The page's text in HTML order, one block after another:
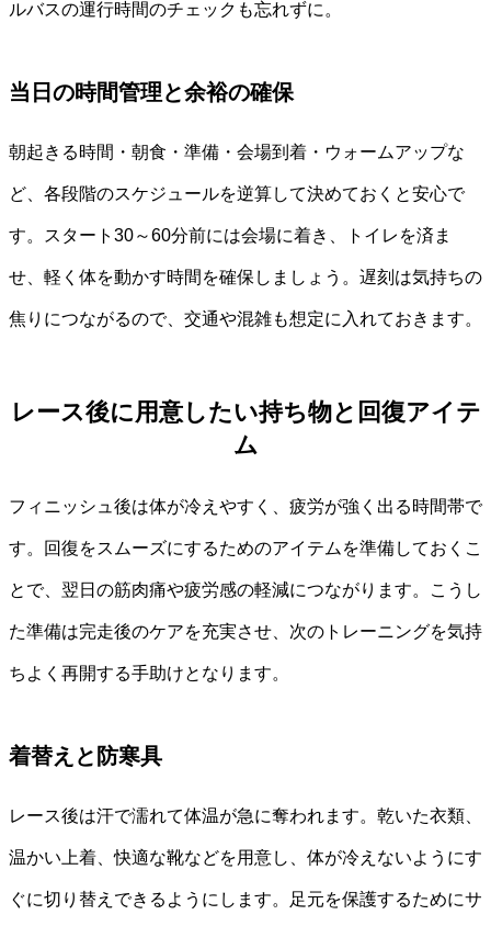
ルバスの運行時間のチェックも忘れずに。
当日の時間管理と余裕の確保
朝起きる時間・朝食・準備・会場到着・ウォームアップな
ど、各段階のスケジュールを逆算して決めておくと安心で
す。スタート30～60分前には会場に着き、トイレを済ま
せ、軽く体を動かす時間を確保しましょう。遅刻は気持ちの
焦りにつながるので、交通や混雑も想定に入れておきます。
レース後に用意したい持ち物と回復アイテ
ム
フィニッシュ後は体が冷えやすく、疲労が強く出る時間帯で
す。回復をスムーズにするためのアイテムを準備しておくこ
とで、翌日の筋肉痛や疲労感の軽減につながります。こうし
た準備は完走後のケアを充実させ、次のトレーニングを気持
ちよく再開する手助けとなります。
着替えと防寒具
レース後は汗で濡れて体温が急に奪われます。乾いた衣類、
温かい上着、快適な靴などを用意し、体が冷えないようにす
ぐに切り替えできるようにします。足元を保護するためにサ